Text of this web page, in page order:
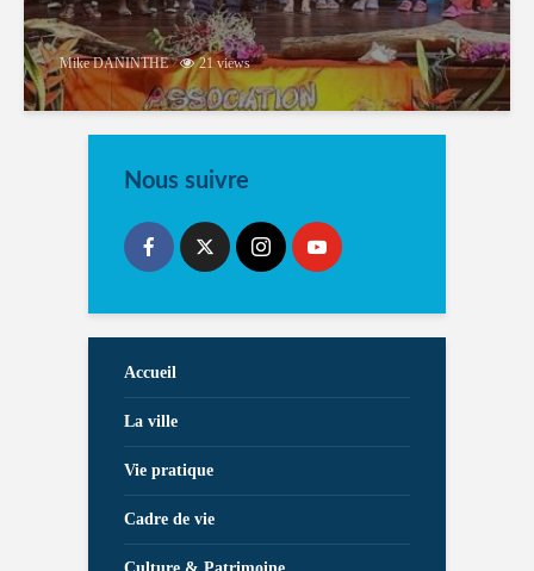
Mike DANINTHE 21 views
Nous suivre
Accueil
La ville
Vie pratique
Cadre de vie